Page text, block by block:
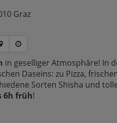
Graz
in geselliger Atmosphäre! In
Daseins: zu Pizza,
Sorten Shisha und
6h früh!